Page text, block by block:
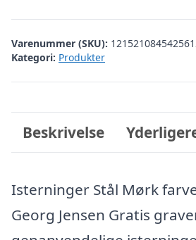
Varenummer (SKU):
Kategori: Produkter
Beskrivelse
Isterninger Stål Mørk
Georg Jensen Gratis